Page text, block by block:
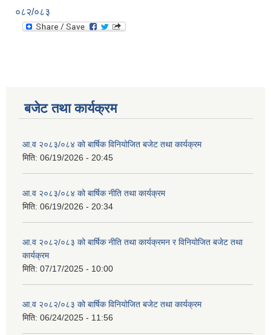
०८२/०८३
बजेट तथा कार्यक्रम
आ.व २०८३/०८४ को बार्षिक विनियोजित बजेट तथा कार्यक्रम
मिति: 06/19/2026 - 20:45
आ.व २०८३/०८४ को बार्षिक नीति तथा कार्यक्रम
मिति: 06/19/2026 - 20:34
आ.व २०८२/०८३ को बार्षिक नीति तथा कार्यक्रमन र विनियोजित बजेट तथा
कार्यक्रम
मिति: 07/17/2025 - 10:00
आ.व २०८२/०८३ को बार्षिक विनियोजित बजेट तथा कार्यक्रम
मिति: 06/24/2025 - 11:56